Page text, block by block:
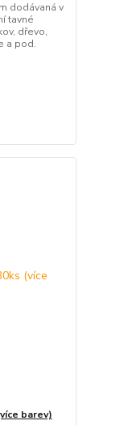
dodávaná v
tavné
dřevo,
a pod.
barev)